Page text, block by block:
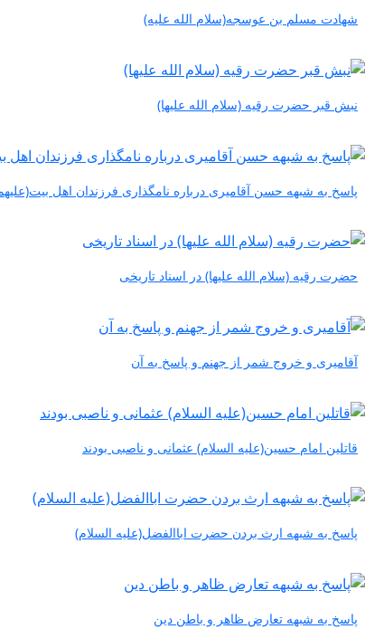
شهادت مسلم بن عوسجه(سلام الله علیه)
نبش قبر حضرت رقیه (سلام الله علیها)
پاسخ به شبهه حسن آقامیری درباره نامگذاری فرزندان اهل
حضرت رقیه (سلام الله علیها) در اسناد تاریخی
آقامیری و خروج شمر از جهنم و پاسخ به آن
قاتلین امام حسین(علیه السلام) عثمانی و ناصبی بودند
پاسخ به شبهه ارث بردن حضرت اباالفضل(علیه السلام)
پاسخ به شبهه تعارض ظاهر و باطن دین